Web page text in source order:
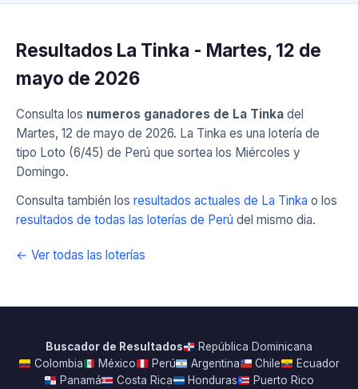
Resultados La Tinka - Martes, 12 de
mayo de 2026
Consulta los numeros ganadores de La Tinka del
Martes, 12 de mayo de 2026. La Tinka es una lotería de
tipo Loto (6/45) de Perú que sortea los Miércoles y
Domingo.
Consulta también los resultados actuales de La Tinka o los
resultados de todas las loterías de Perú del mismo dia.
← Ver todas las loterías
Buscador de Resultados
República Dominicana
Colombia
México Perú Argentina Chile
Ecuador
Panamá
Costa Rica Honduras
Puerto Rico